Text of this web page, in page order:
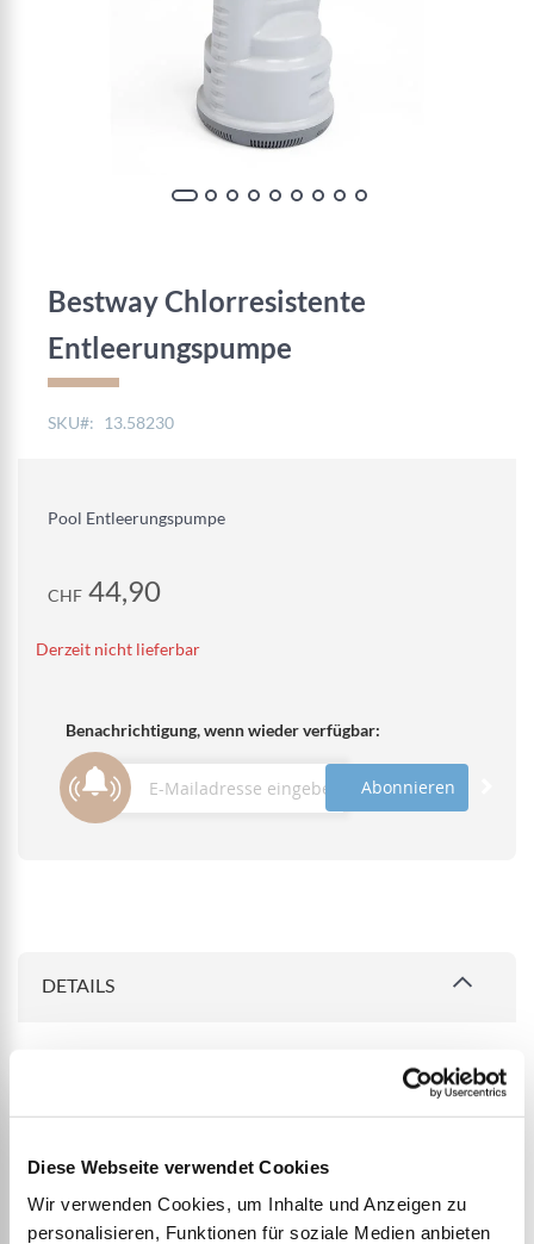
Diese Webseite verwendet Cookies
Wir verwenden Cookies, um Inhalte und Anzeigen zu
personalisieren, Funktionen für soziale Medien anbieten
Bestway Chlorresistente
Entleerungspumpe
SKU 13.58230
Pool Entleerungspumpe
CHF 44,90
Derzeit nicht lieferbar
Benachrichtigung, wenn wieder verfügbar:
Abonnieren
Bildgalerie
DETAILS
Pumpleistung: 3.028 l/h
Adapter passt auf jeden Gartenschlauch